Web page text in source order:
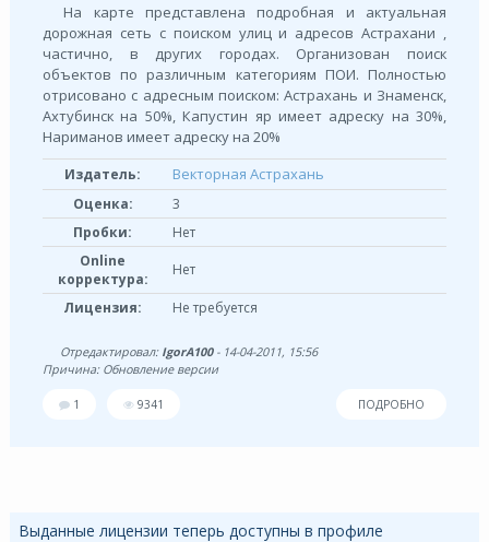
На карте представлена подробная и актуальная
дорожная сеть с поиском улиц и адресов Астрахани ,
частично, в других городах. Организован поиск
объектов по различным категориям ПОИ. Полностью
отрисовано с адресным поиском: Астрахань и Знаменск,
Ахтубинск на 50%, Капустин яр имеет адреску на 30%,
Нариманов имеет адреску на 20%
Издатель: Векторная Астрахань
Оценка:
3
Пробки:
Нет
Online
корректура:
Нет
Лицензия: Не требуется
Отредактировал: IgorA100- 14-04-2011, 15:56
Причина: Обновление версии
1 9341 ПОДРОБНО
Выданные лицензии теперь доступны в профиле